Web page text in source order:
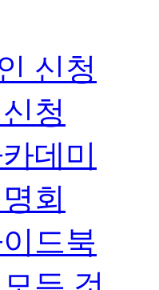
신청
청
데미
회
드북